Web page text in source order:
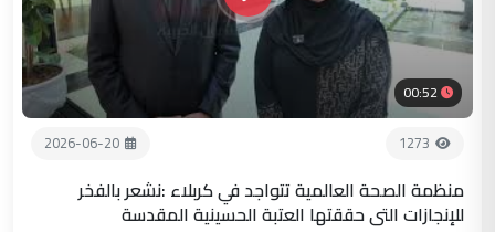
00:52
1273
2026-06-20
منظمة الصحة العالمية تتواجد في كربلاء :نشعر بالفخر
للإنجازات التي حققتها العتبة الحسينية المقدسة